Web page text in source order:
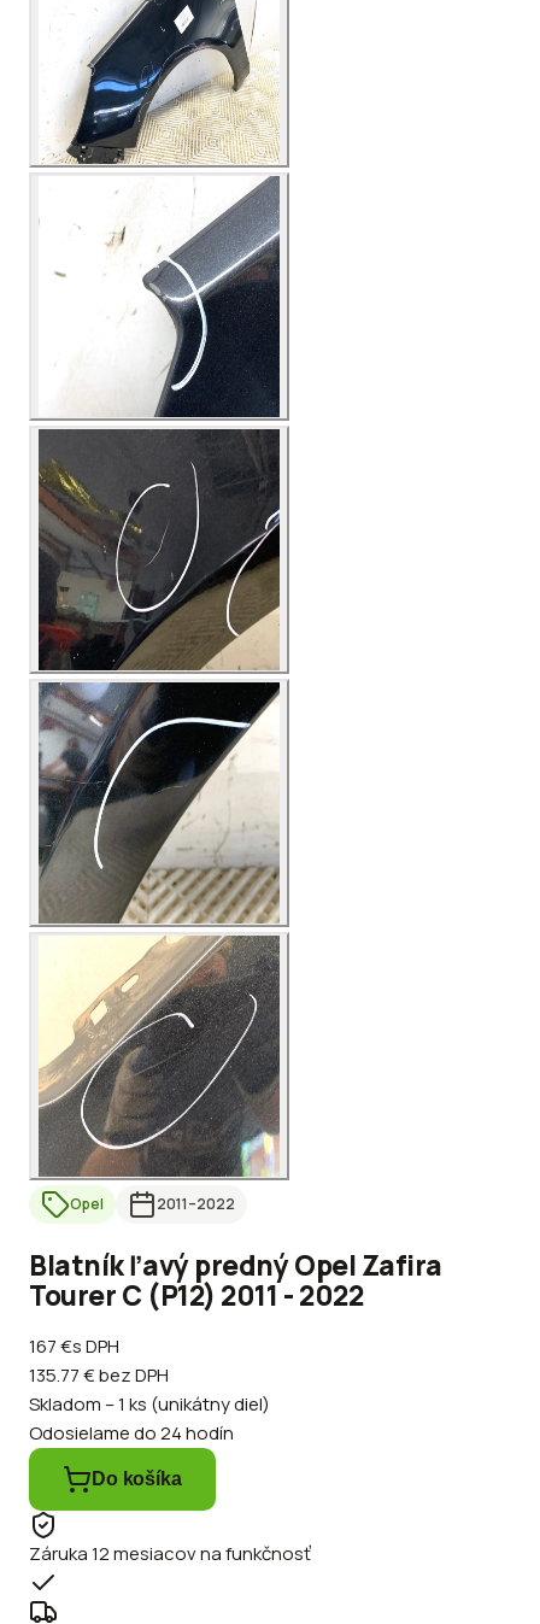
Opel 2011–2022
Blatník ľavý predný Opel Zafira
Tourer C (P12) 2011 - 2022
167 €s DPH
135.77 €bez DPH
Skladom – 1 ks (unikátny diel)
Odosielame do 24 hodín
Do košíka
Záruka 12 mesiacov na funkčnosť